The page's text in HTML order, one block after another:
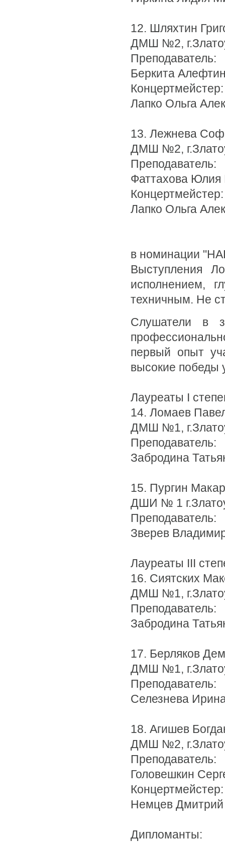
12. Шляхтин
ДМШ №2,
Преподаватель:
Беркита
Концертмейстер:
Лапко Ольга
13. Лежнева
ДМШ №2,
Преподаватель:
Фаттахова
Концертмейстер:
Лапко Ольга
в номинации
Выступления
исполнением,
техничным. Не
Слушатели в
первый опыт
высокие победы
Лауреаты I
14. Ломаев
ДМШ №1,
Преподаватель:
Забродина
15. Пургин Макар
ДШИ № 1
Преподаватель:
Зверев
Лауреаты III
16. Сиятских
ДМШ №1,
Преподаватель:
Забродина
17. Берляков
ДМШ №1,
Преподаватель:
Селезнева
18. Агишев
ДМШ №2,
Преподаватель:
Головешкин
Концертмейстер:
Немцев Дмитрий
Дипломанты: